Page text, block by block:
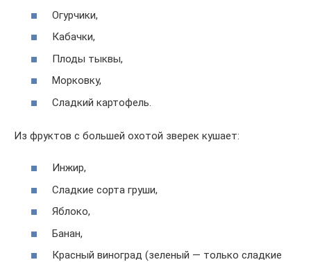
Огурчики,
Кабачки,
Плоды тыквы,
Морковку,
Сладкий картофель.
Из фруктов с большей охотой зверек кушает:
Инжир,
Сладкие сорта груши,
Яблоко,
Банан,
Красный виноград (зеленый — только сладкие